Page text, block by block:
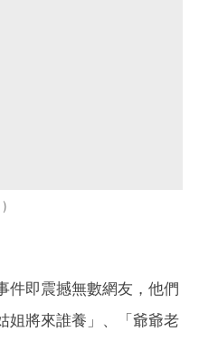
件即震撼無數網友，他們
姐將來誰養」、「爺爺老